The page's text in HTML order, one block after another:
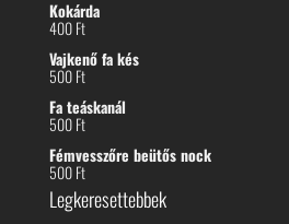
Kokárda
400Ft
Vajkenő fa kés
500Ft
Fa teáskanál
500Ft
Fémvesszőre beütős nock
500Ft
Legkeresettebbek